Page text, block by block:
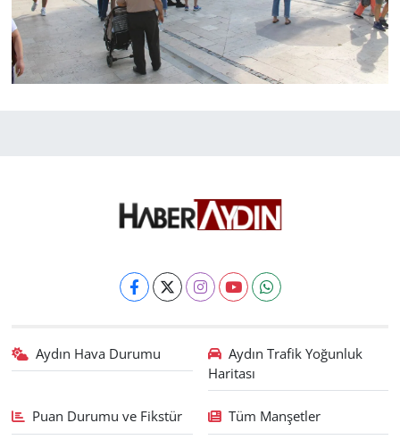
Aydın Hava Durumu
Aydın Trafik Yoğunluk
Haritası
Puan Durumu ve Fikstür Tüm Manşetler